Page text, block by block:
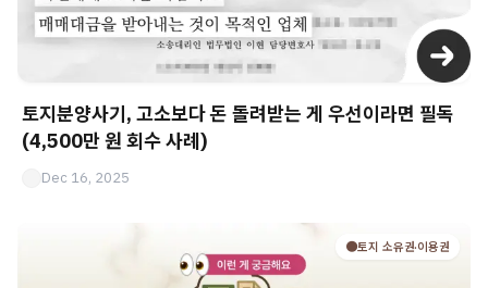
토지분양사기, 고소보다 돈 돌려받는 게 우선이라면 필독
(4,500만 원 회수 사례)
Dec 16, 2025
🟤토지 소유권·이용권